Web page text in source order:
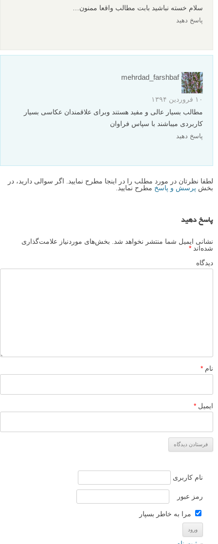
سلام خسته نباشید بابت مطالب واقعا ممنون…
پاسخ دهید
mehrdad_farshbaf
۱۰ فروردین ۱۳۹۴
مطالب بسیار عالی و مفید هستند وبرای علاقمندان عکاسی بسیار
کاربردی میباشند با سپاس فراوان
پاسخ دهید
لطفا نظرتان در مورد مطلب را در اینجا مطرح نمایید. اگر سوالی دارید، در
بخش پرسش و پاسخ مطرح نمایید.
پاسخ دهید
نشانی ایمیل شما منتشر نخواهد شد. بخش‌های موردنیاز علامت‌گذاری
شده‌اند *
دیدگاه
نام *
ایمیل *
نام کاربری
رمز عبور
مرا به خاطر بسپار